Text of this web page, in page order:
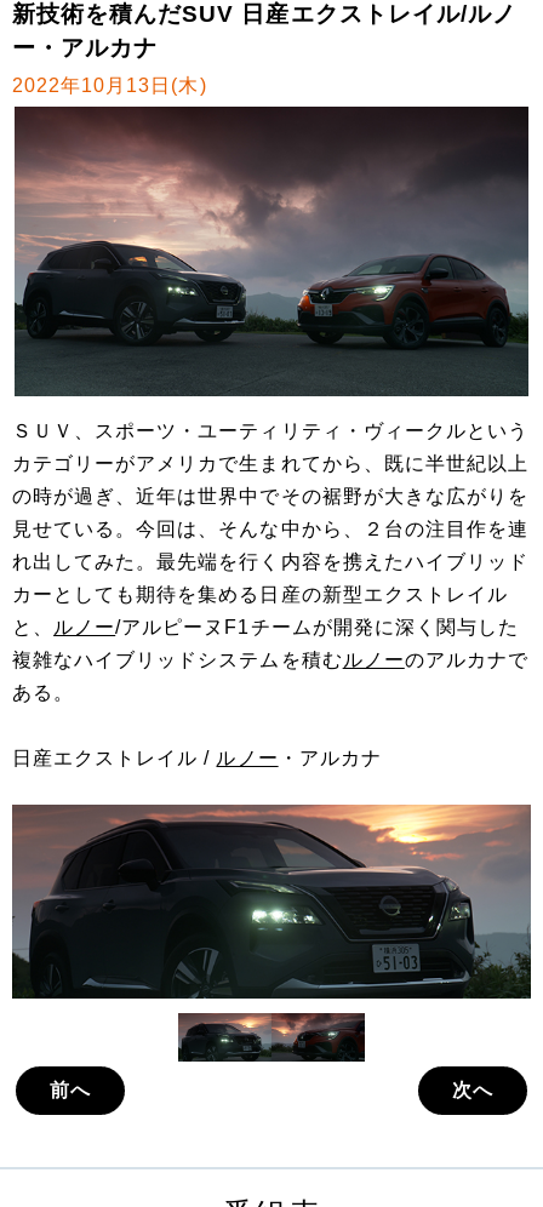
新技術を積んだSUV 日産エクストレイル/ルノ
ー・アルカナ
2022年10月13日(木)
ＳＵＶ、スポーツ・ユーティリティ・ヴィークルという
カテゴリーがアメリカで生まれてから、既に半世紀以上
の時が過ぎ、近年は世界中でその裾野が大きな広がりを
見せている。今回は、そんな中から、２台の注目作を連
れ出してみた。最先端を行く内容を携えたハイブリッド
カーとしても期待を集める日産の新型エクストレイル
と、
ルノー/アルピーヌF1チームが開発に深く関与した
複雑なハイブリッドシステムを積む ルノーのアルカナで
ある。
日産エクストレイル / ルノー ・アルカナ
前へ 次へ